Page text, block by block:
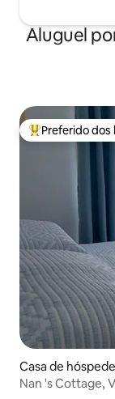
Aluguel
Entre os
Preferido dos
Casa de
Nan 's Cottage,